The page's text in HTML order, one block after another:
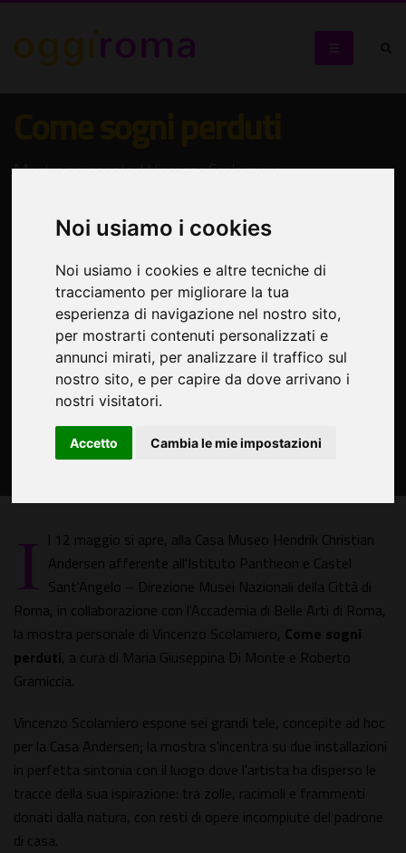
Noi usiamo i cookies
Noi usiamo i cookies e altre tecniche di
tracciamento per migliorare la tua
esperienza di navigazione nel nostro sito,
per mostrarti contenuti personalizzati e
annunci mirati, per analizzare il traffico sul
nostro sito, e per capire da dove arrivano i
nostri visitatori.
Accetto Cambia le mie impostazioni
Mostra personale di Vincenzo Scolamiero
I l 12 maggio si apre, alla Casa Museo Hendrik Christian
Andersen afferente all'Istituto Pantheon e Castel
Sant'Angelo – Direzione Musei Nazionali della Città di
Roma, in collaborazione con l'Accademia di Belle Arti di Roma,
la mostra personale di Vincenzo Scolamiero, Come sogni
perduti, a cura di Maria Giuseppina Di Monte e Roberto
Gramiccia.
Vincenzo Scolamiero espone sei grandi tele, concepite ad hoc
per la Casa Andersen; la mostra s'incentra su due installazioni
in perfetta sintonia con il luogo dove l'artista ha disperso le
tracce della sua ispirazione: tra zolle, racimoli e frammenti
donati dalla natura, con resti di opere incompiute del padrone
di casa.